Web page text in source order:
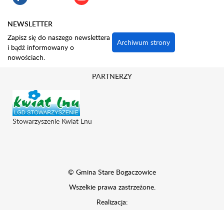
NEWSLETTER
Zapisz się do naszego newslettera
i bądź informowany o
nowościach.
Archiwum strony
© Gmina Stare Bogaczowice
Wszelkie prawa zastrzeżone.
Realizacja:
PARTNERZY
Stowarzyszenie Kwiat Lnu